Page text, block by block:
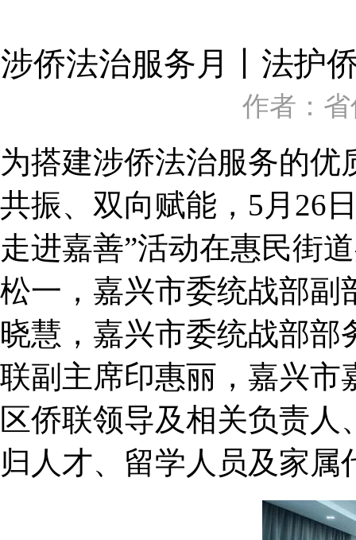
涉侨法治服务月丨法护
作者：
为搭建涉侨法治服务的
共振、双向赋能，5月26
走进嘉善”活动在惠民街
松一，嘉兴市委统战部副
晓慧，嘉兴市委统战部
联副主席印惠丽，嘉兴市
区侨联领导及相关负责
归人才、留学人员及家属